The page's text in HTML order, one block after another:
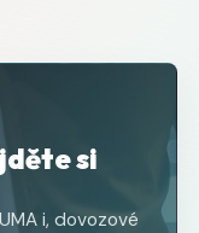
si
i, dovozové